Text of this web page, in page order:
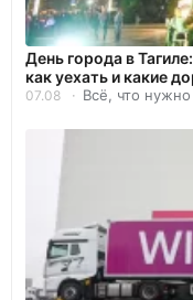
День города в
как уехать и какие
07.08 Всё, что нужно